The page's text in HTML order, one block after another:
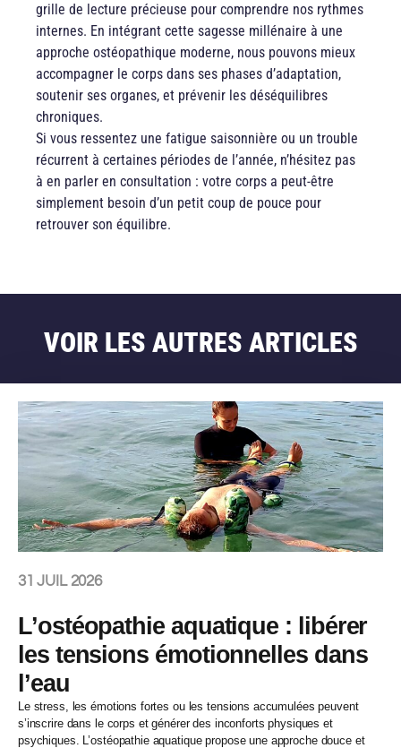
grille de lecture précieuse pour comprendre nos rythmes
internes. En intégrant cette sagesse millénaire à une
approche ostéopathique moderne, nous pouvons mieux
accompagner le corps dans ses phases d’adaptation,
soutenir ses organes, et prévenir les déséquilibres
chroniques.
Si vous ressentez une fatigue saisonnière ou un trouble
récurrent à certaines périodes de l’année, n’hésitez pas
à en parler en consultation : votre corps a peut-être
simplement besoin d’un petit coup de pouce pour
retrouver son équilibre.
VOIR LES AUTRES ARTICLES
31 JUIL 2026
L’ostéopathie aquatique : libérer
les tensions émotionnelles dans
l’eau
Le stress, les émotions fortes ou les tensions accumulées peuvent
s’inscrire dans le corps et générer des inconforts physiques et
psychiques. L’ostéopathie aquatique propose une approche douce et